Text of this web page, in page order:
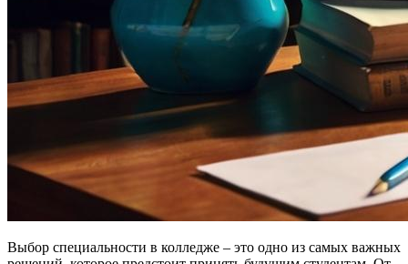
Выбор специальности в колледже – это одно из самых важных